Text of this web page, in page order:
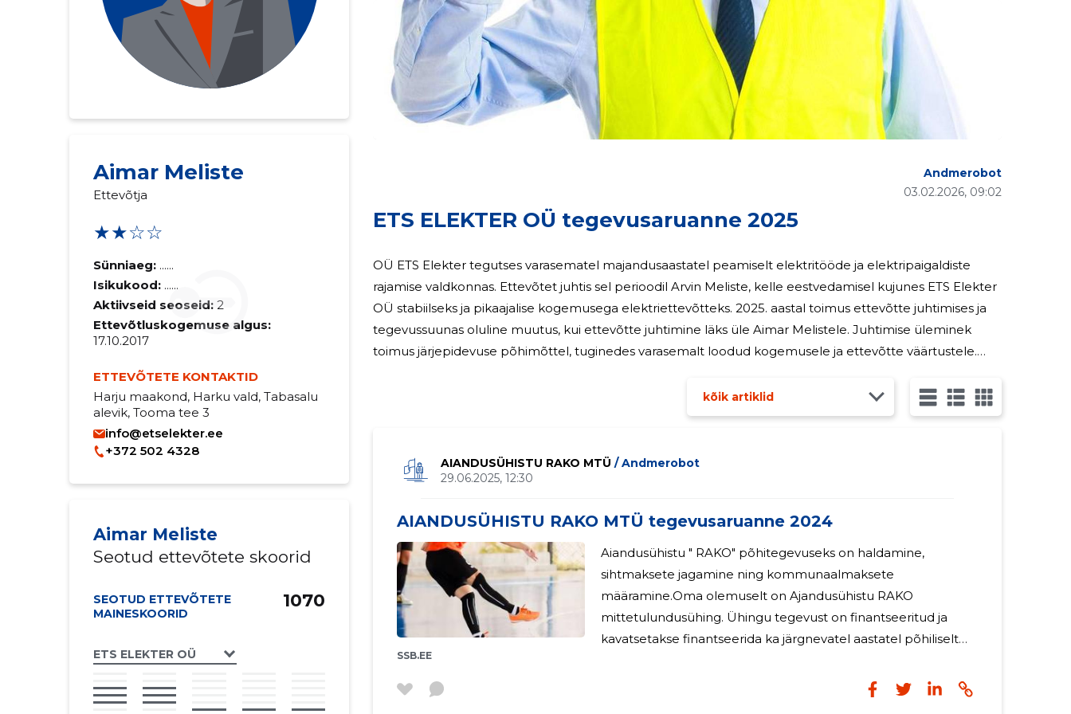
Aimar Meliste
Ettevõtja
★★☆☆
Sünniaeg: ......
Isikukood: ......
Aktiivseid seoseid: 2
Ettevõtluskogemuse algus:
17.10.2017
ETTEVÕTETE KONTAKTID
Harju maakond, Harku vald, Tabasalu
alevik, Tooma tee 3
info@etselekter.ee
+372 502 4328
Aimar Meliste
Seotud ettevõtete skoorid
SEOTUD ETTEVÕTETE
MAINESKOORID
ETS ELEKTER OÜ
1070
ETS ELEKTER OÜ tegevusaruanne 2025
03.02.2026, 09:02
Andmerobot
OÜ ETS Elekter tegutses varasematel majandusaastatel peamiselt elektritööde ja elektripaigaldiste
rajamise valdkonnas. Ettevõtet juhtis sel perioodil Arvin Meliste, kelle eestvedamisel kujunes ETS Elekter
OÜ stabiilseks ja pikaajalise kogemusega elektriettevõtteks. 2025. aastal toimus ettevõtte juhtimises ja
tegevussuunas oluline muutus, kui ettevõtte juhtimine läks üle Aimar Melistele. Juhtimise üleminek
toimus järjepidevuse põhimõttel, tuginedes varasemalt loodud kogemusele ja ettevõtte väärtustele.
kõik artiklid
AIANDUSÜHISTU RAKO MTÜ / Andmerobot
29.06.2025, 12:30
AIANDUSÜHISTU RAKO MTÜ tegevusaruanne 2024
SSB.EE
Aiandusühistu " RAKO" põhitegevuseks on haldamine,
sihtmaksete jagamine ning kommunaalmaksete
määramine.Oma olemuselt on Ajandusühistu RAKO
mittetulundusühing. Ühingu tegevust on finantseeritud ja
kavatsetakse finantseerida ka järgnevatel aastatel põhiliselt
liikmetele 2024. aastal tasusid ei makstud. Samuti ei olnud